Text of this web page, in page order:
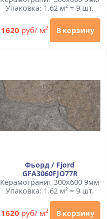
Упаковка: 1.62 м² = 9 шт.
1620 руб/ м2 В корзину
Фьорд / Fjord
GFA3060FJO77R
Керамогранит 300x600 9мм
Упаковка: 1.62 м² = 9 шт.
1620 руб/ м2 В корзину